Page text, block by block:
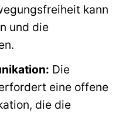
kann
und die
Die
eine offene
die die